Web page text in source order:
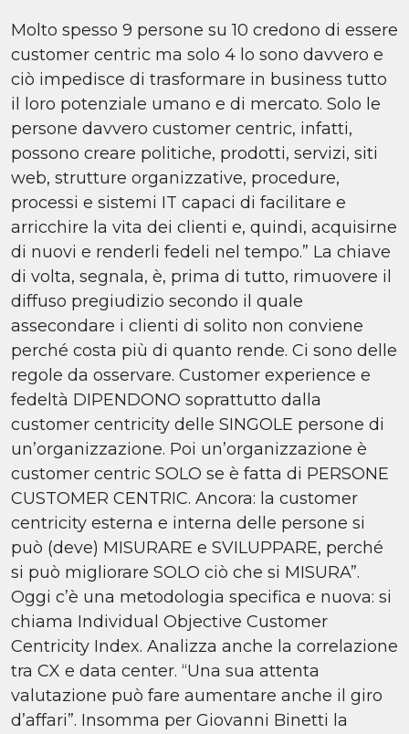
Molto spesso 9 persone su 10 credono di essere
customer centric ma solo 4 lo sono davvero e
ciò impedisce di trasformare in business tutto
il loro potenziale umano e di mercato. Solo le
persone davvero customer centric, infatti,
possono creare politiche, prodotti, servizi, siti
web, strutture organizzative, procedure,
processi e sistemi IT capaci di facilitare e
arricchire la vita dei clienti e, quindi, acquisirne
di nuovi e renderli fedeli nel tempo.” La chiave
di volta, segnala, è, prima di tutto, rimuovere il
diffuso pregiudizio secondo il quale
assecondare i clienti di solito non conviene
perché costa più di quanto rende. Ci sono delle
regole da osservare. Customer experience e
fedeltà DIPENDONO soprattutto dalla
customer centricity delle SINGOLE persone di
un’organizzazione. Poi un’organizzazione è
customer centric SOLO se è fatta di PERSONE
CUSTOMER CENTRIC. Ancora: la customer
centricity esterna e interna delle persone si
può (deve) MISURARE e SVILUPPARE, perché
si può migliorare SOLO ciò che si MISURA”.
Oggi c’è una metodologia specifica e nuova: si
chiama Individual Objective Customer
Centricity Index. Analizza anche la correlazione
tra CX e data center. “Una sua attenta
valutazione può fare aumentare anche il giro
d’affari”. Insomma per Giovanni Binetti la